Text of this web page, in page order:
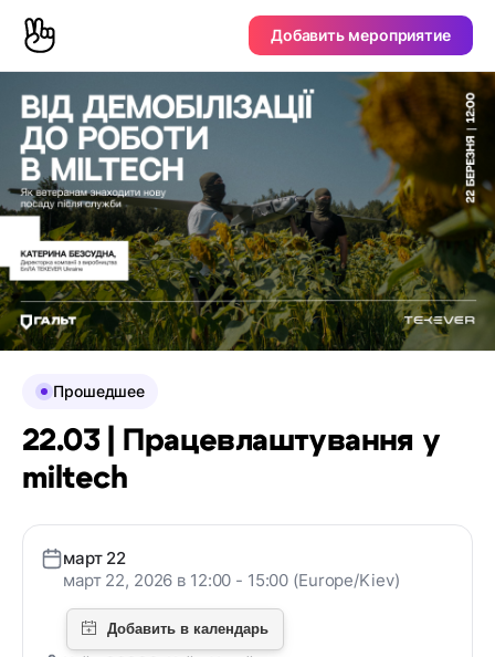
Добавить мероприятие
Прошедшее
22.03 | Працевлаштування у
miltech
март 22
март 22, 2026 в 12:00 - 15:00 (Europe/Kiev)